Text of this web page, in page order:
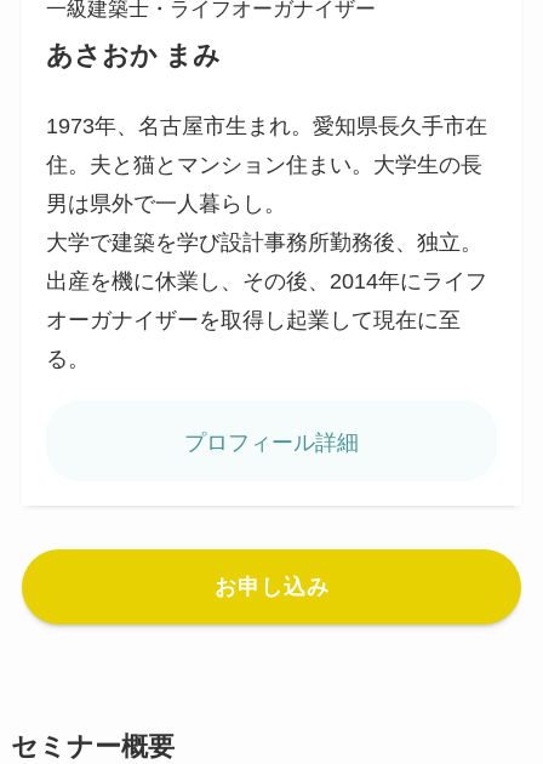
一級建築士・ライフオーガナイザー
あさおか まみ
1973年、名古屋市生まれ。愛知県長久手市在
住。夫と猫とマンション住まい。大学生の長
男は県外で一人暮らし。
大学で建築を学び設計事務所勤務後、独立。
出産を機に休業し、その後、2014年にライフ
オーガナイザーを取得し起業して現在に至
る。
プロフィール詳細
お申し込み
セミナー概要